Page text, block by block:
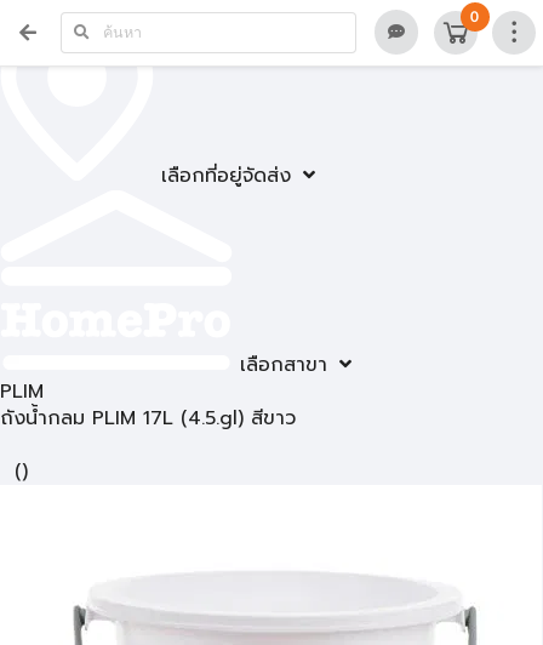
เลือกที่อยู่จัดส่ง
เลือกสาขา
0
PLIM
ถังน้ำกลม PLIM 17L (4.5.gl) สีขาว
()